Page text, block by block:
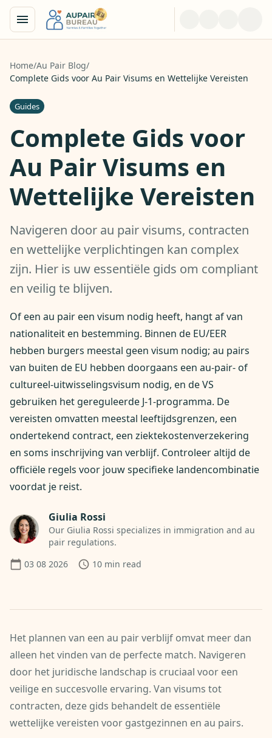
Home/Au Pair Blog/
Complete Gids voor Au Pair Visums en Wettelijke Vereisten
Guides
Complete Gids voor
Au Pair Visums en
Wettelijke Vereisten
Navigeren door au pair visums, contracten
en wettelijke verplichtingen kan complex
zijn. Hier is uw essentiële gids om compliant
en veilig te blijven.
Of een au pair een visum nodig heeft, hangt af van
nationaliteit en bestemming. Binnen de EU/EER
hebben burgers meestal geen visum nodig; au pairs
van buiten de EU hebben doorgaans een au-pair- of
cultureel-uitwisselingsvisum nodig, en de VS
gebruiken het gereguleerde J-1-programma. De
vereisten omvatten meestal leeftijdsgrenzen, een
ondertekend contract, een ziektekostenverzekering
en soms inschrijving van verblijf. Controleer altijd de
officiële regels voor jouw specifieke landencombinatie
voordat je reist.
Giulia Rossi
Our Giulia Rossi specializes in immigration and au
pair regulations.
03 08 2026
10 min read
Het plannen van een au pair verblijf omvat meer dan
alleen het vinden van de perfecte match. Navigeren
door het juridische landschap is cruciaal voor een
veilige en succesvolle ervaring. Van visums tot
contracten, deze gids behandelt de essentiële
wettelijke vereisten voor gastgezinnen en au pairs.